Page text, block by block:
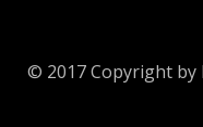
© 2017 Copyright by